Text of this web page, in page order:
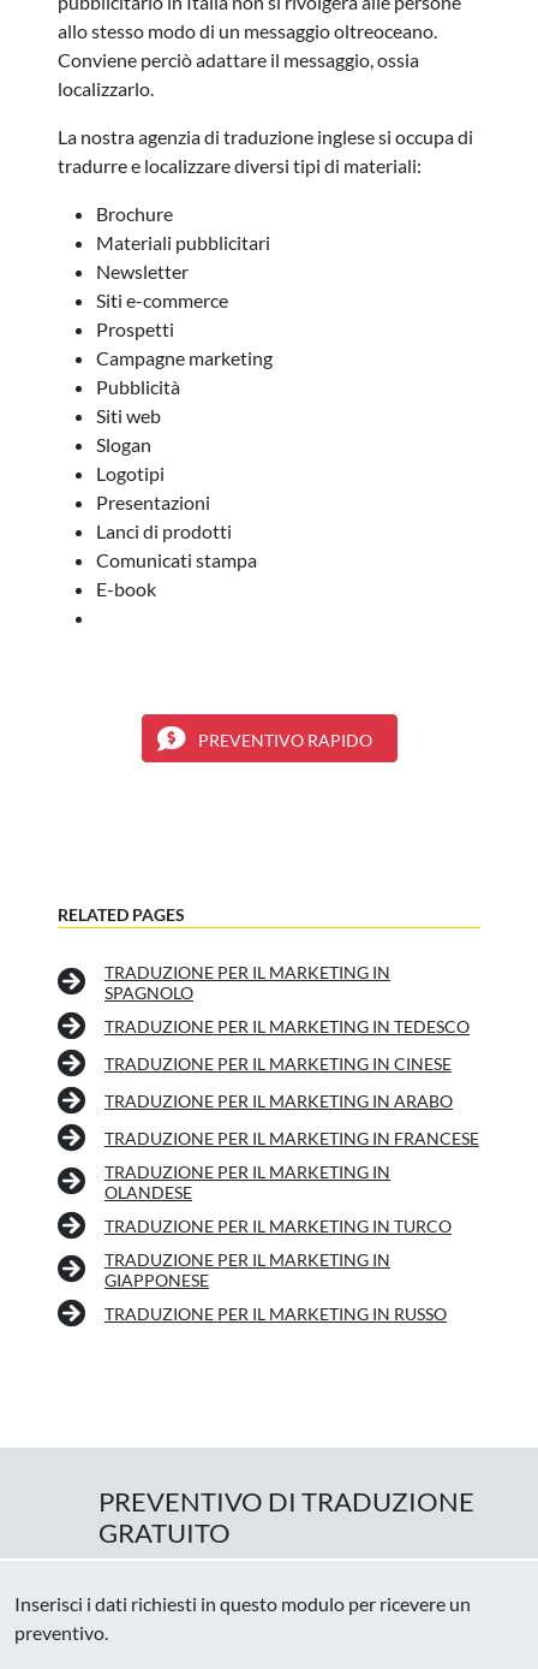
allo stesso modo di un messaggio oltreoceano.
Conviene perciò adattare il messaggio, ossia
localizzarlo.
La nostra agenzia di traduzione inglese si occupa di
tradurre e localizzare diversi tipi di materiali:
Brochure
Materiali pubblicitari
Newsletter
Siti e-commerce
Prospetti
Campagne marketing
Pubblicità
Siti web
Slogan
Logotipi
Presentazioni
Lanci di prodotti
Comunicati stampa
E-book
PREVENTIVO RAPIDO
RELATED PAGES
TRADUZIONE PER IL MARKETING IN
SPAGNOLO
TRADUZIONE PER IL MARKETING IN TEDESCO
TRADUZIONE PER IL MARKETING IN CINESE
TRADUZIONE PER IL MARKETING IN ARABO
TRADUZIONE PER IL MARKETING IN FRANCESE
TRADUZIONE PER IL MARKETING IN
OLANDESE
TRADUZIONE PER IL MARKETING IN TURCO
TRADUZIONE PER IL MARKETING IN
GIAPPONESE
TRADUZIONE PER IL MARKETING IN RUSSO
PREVENTIVO DI TRADUZIONE
GRATUITO
Inserisci i dati richiesti in questo modulo per ricevere un
preventivo.